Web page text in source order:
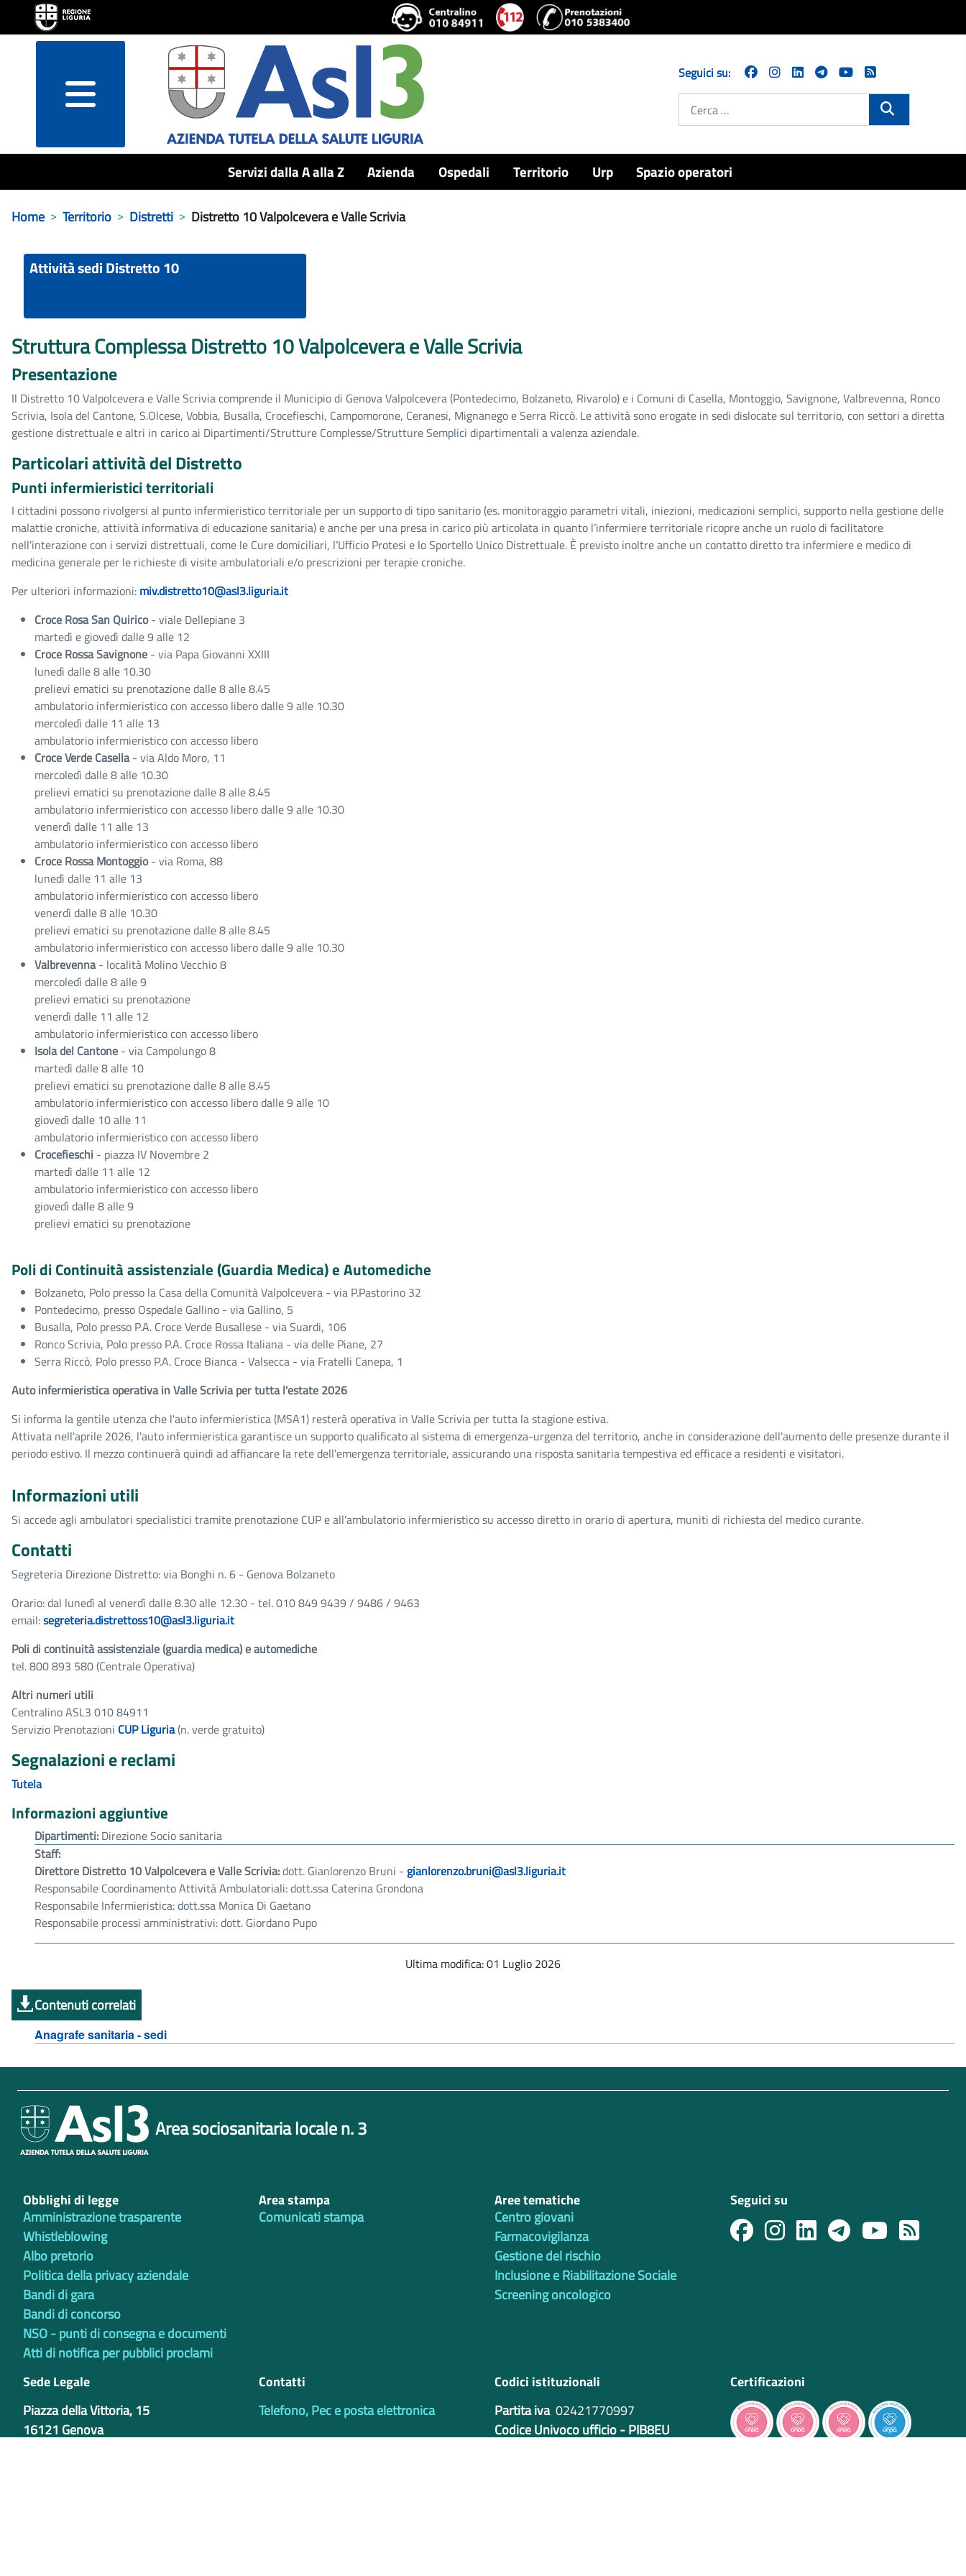
menu
Seguici su:
Cerca
Servizi dalla A alla Z Azienda Ospedali Territorio Urp Spazio operatori
Home Territorio Distretti Distretto 10 Valpolcevera e Valle Scrivia
Attività sedi Distretto 10
Struttura Complessa Distretto 10 Valpolcevera e Valle Scrivia
Presentazione
Il Distretto 10 Valpolcevera e Valle Scrivia comprende il Municipio di Genova Valpolcevera (Pontedecimo, Bolzaneto, Rivarolo) e i Comuni di Casella, Montoggio, Savignone, Valbrevenna, Ronco
Scrivia, Isola del Cantone, S.Olcese, Vobbia, Busalla, Crocefieschi, Campomorone, Ceranesi, Mignanego e Serra Riccò. Le attività sono erogate in sedi dislocate sul territorio, con settori a diretta
gestione distrettuale e altri in carico ai Dipartimenti/Strutture Complesse/Strutture Semplici dipartimentali a valenza aziendale.
Particolari attività del Distretto
Punti infermieristici territoriali
I cittadini possono rivolgersi al punto infermieristico territoriale per un supporto di tipo sanitario (es. monitoraggio parametri vitali, iniezioni, medicazioni semplici, supporto nella gestione delle
malattie croniche, attività informativa di educazione sanitaria) e anche per una presa in carico più articolata in quanto l’infermiere territoriale ricopre anche un ruolo di facilitatore
nell’interazione con i servizi distrettuali, come le Cure domiciliari, l’Ufficio Protesi e lo Sportello Unico Distrettuale. È previsto inoltre anche un contatto diretto tra infermiere e medico di
medicina generale per le richieste di visite ambulatoriali e/o prescrizioni per terapie croniche.
Per ulteriori informazioni: miv.distretto10@asl3.liguria.it
Croce Rosa San Quirico- viale Dellepiane 3
martedì e giovedì dalle 9 alle 12
Croce Rossa Savignone - via Papa Giovanni XXIII
lunedì dalle 8 alle 10.30
prelievi ematici su prenotazione dalle 8 alle 8.45
ambulatorio infermieristico con accesso libero dalle 9 alle 10.30
mercoledì dalle 11 alle 13
ambulatorio infermieristico con accesso libero
Croce Verde Casella- via Aldo Moro, 11
mercoledì dalle 8 alle 10.30
prelievi ematici su prenotazione dalle 8 alle 8.45
ambulatorio infermieristico con accesso libero dalle 9 alle 10.30
venerdì dalle 11 alle 13
ambulatorio infermieristico con accesso libero
Croce Rossa Montoggio- via Roma, 88
lunedì dalle 11 alle 13
ambulatorio infermieristico con accesso libero
venerdì dalle 8 alle 10.30
prelievi ematici su prenotazione dalle 8 alle 8.45
ambulatorio infermieristico con accesso libero dalle 9 alle 10.30
Valbrevenna- località Molino Vecchio 8
mercoledì dalle 8 alle 9
prelievi ematici su prenotazione
venerdì dalle 11 alle 12
ambulatorio infermieristico con accesso libero
Isola del Cantone - via Campolungo 8
martedì dalle 8 alle 10
prelievi ematici su prenotazione dalle 8 alle 8.45
ambulatorio infermieristico con accesso libero dalle 9 alle 10
giovedì dalle 10 alle 11
ambulatorio infermieristico con accesso libero
Crocefieschi - piazza IV Novembre 2
martedì dalle 11 alle 12
ambulatorio infermieristico con accesso libero
giovedì dalle 8 alle 9
prelievi ematici su prenotazione
Poli di Continuità assistenziale (Guardia Medica) e Automediche
Bolzaneto, Polo presso la Casa della Comunità Valpolcevera - via P.Pastorino 32
Pontedecimo, presso Ospedale Gallino - via Gallino, 5
Busalla, Polo presso P.A. Croce Verde Busallese - via Suardi, 106
Ronco Scrivia, Polo presso P.A. Croce Rossa Italiana - via delle Piane, 27
Serra Riccò, Polo presso P.A. Croce Bianca - Valsecca - via Fratelli Canepa, 1
Auto infermieristica operativa in Valle Scrivia per tutta l'estate 2026
Si informa la gentile utenza che l'auto infermieristica (MSA1) resterà operativa in Valle Scrivia per tutta la stagione estiva.
Attivata nell'aprile 2026, l'auto infermieristica garantisce un supporto qualificato al sistema di emergenza-urgenza del territorio, anche in considerazione dell'aumento delle presenze durante il
periodo estivo. Il mezzo continuerà quindi ad affiancare la rete dell'emergenza territoriale, assicurando una risposta sanitaria tempestiva ed efficace a residenti e visitatori.
Informazioni utili
Si accede agli ambulatori specialistici tramite prenotazione CUP e all'ambulatorio infermieristico su accesso diretto in orario di apertura, muniti di richiesta del medico curante.
Contatti
Segreteria Direzione Distretto: via Bonghi n. 6 - Genova Bolzaneto
Orario: dal lunedì al venerdì dalle 8.30 alle 12.30 - tel. 010 849 9439 / 9486 / 9463
email:segreteria.distrettoss10@asl3.liguria.it
Poli di continuità assistenziale (guardia medica) e automediche
tel. 800 893 580 (Centrale Operativa)
Altri numeri utili
Centralino ASL3 010 84911
Servizio Prenotazioni CUP Liguria(n. verde gratuito)
Segnalazioni e reclami
Tutela
Informazioni aggiuntive
Dipartimenti: Direzione Socio sanitaria
Staff:
Direttore Distretto 10 Valpolcevera e Valle Scrivia:dott. Gianlorenzo Bruni - gianlorenzo.bruni@asl3.liguria.it
Responsabile Coordinamento Attività Ambulatoriali: dott.ssa Caterina Grondona
Responsabile Infermieristica: dott.ssa Monica Di Gaetano
Responsabile processi amministrativi: dott. Giordano Pupo
Ultima modifica: 01 Luglio 2026
Contenuti correlati
Anagrafe sanitaria - sedi
Area sociosanitaria locale n. 3
Obblighi di legge
Amministrazione trasparente
Whistleblowing
Albo pretorio
Politica della privacy aziendale
Bandi di gara
Bandi di concorso
NSO - punti di consegna e documenti
Atti di notifica per pubblici proclami
Area stampa
Comunicati stampa
Aree tematiche
Centro giovani
Farmacovigilanza
Gestione del rischio
Inclusione e Riabilitazione Sociale
Screening oncologico
Seguici su
Sede Legale
Piazza della Vittoria, 15
16121 Genova
Contatti
Telefono, Pec e posta elettronica
Codici istituzionali
Partita iva 02421770997
Codice Univoco ufficio - PIB8EU
Certificazioni